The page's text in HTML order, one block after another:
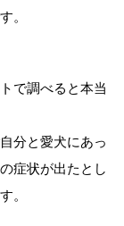
。
で調べると本当
分と愛犬にあっ
症状が出たとし
。